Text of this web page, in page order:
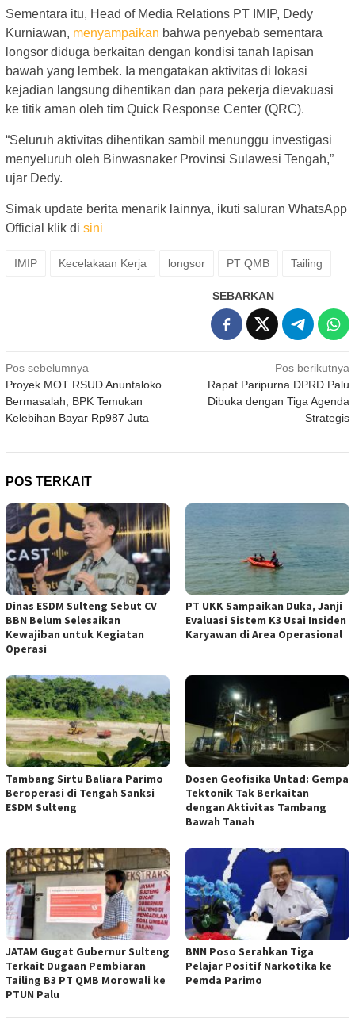
Sementara itu, Head of Media Relations PT IMIP, Dedy
Kurniawan, menyampaikan bahwa penyebab sementara
longsor diduga berkaitan dengan kondisi tanah lapisan
bawah yang lembek. Ia mengatakan aktivitas di lokasi
kejadian langsung dihentikan dan para pekerja dievakuasi
ke titik aman oleh tim Quick Response Center (QRC).
“Seluruh aktivitas dihentikan sambil menunggu investigasi
menyeluruh oleh Binwasnaker Provinsi Sulawesi Tengah,”
ujar Dedy.
Simak update berita menarik lainnya, ikuti saluran WhatsApp
Official klik di sini
IMIP Kecelakaan Kerja longsor PT QMB Tailing
SEBARKAN
Navigasi
pos
Pos sebelumnya
Proyek MOT RSUD Anuntaloko
Bermasalah, BPK Temukan
Kelebihan Bayar Rp987 Juta
Pos berikutnya
Rapat Paripurna DPRD Palu
Dibuka dengan Tiga Agenda
Strategis
POS TERKAIT
Dinas ESDM Sulteng Sebut CV
BBN Belum Selesaikan
Kewajiban untuk Kegiatan
Operasi
PT UKK Sampaikan Duka, Janji
Evaluasi Sistem K3 Usai Insiden
Karyawan di Area Operasional
Tambang Sirtu Baliara Parimo
Beroperasi di Tengah Sanksi
ESDM Sulteng
Dosen Geofisika Untad: Gempa
Tektonik Tak Berkaitan
dengan Aktivitas Tambang
Bawah Tanah
JATAM Gugat Gubernur Sulteng
Terkait Dugaan Pembiaran
Tailing B3 PT QMB Morowali ke
PTUN Palu
BNN Poso Serahkan Tiga
Pelajar Positif Narkotika ke
Pemda Parimo